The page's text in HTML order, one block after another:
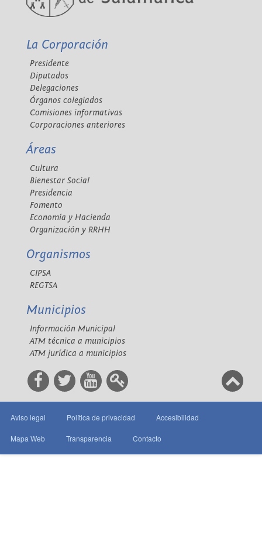
La Corporación
Presidente
Diputados
Delegaciones
Órganos colegiados
Comisiones informativas
Corporaciones anteriores
Áreas
Cultura
Bienestar Social
Presidencia
Fomento
Economía y Hacienda
Organización y RRHH
Organismos
CIPSA
REGTSA
Municipios
Información Municipal
ATM técnica a municipios
ATM jurídica a municipios
Aviso legal Política de privacidad Accesibilidad
Mapa Web Transparencia Contacto